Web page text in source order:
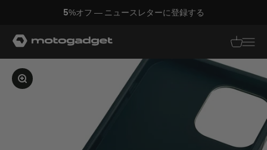
コンテンツへスキップ
5%オフ — ニュースレターに登録する
翻訳
モトガジェット社 翻訳があ
画像を拡大する